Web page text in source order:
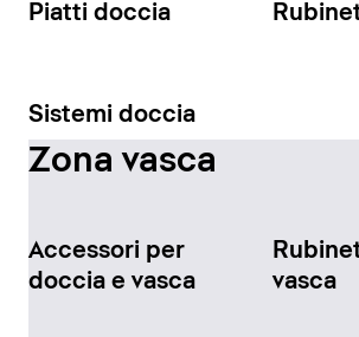
Piatti doccia
Sistemi doccia
Zona vasca
Accessori per
doccia e vasca
vasca